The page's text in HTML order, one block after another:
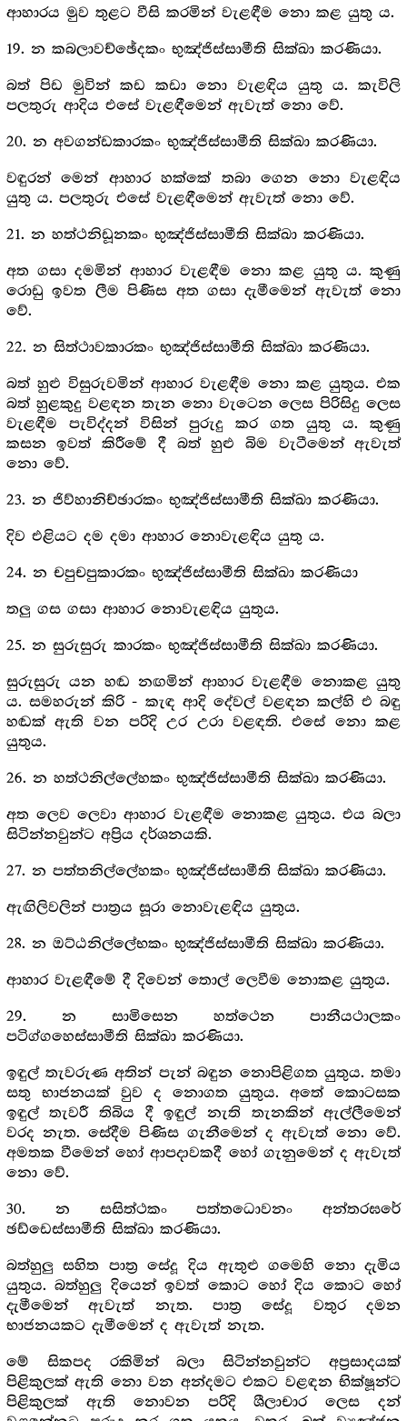
ආහාරය මුව තුළට වීසි කරමින් වැළඳීම නො කළ යුතු ය.
19. න කබලාවච්ඡේදකං භුඤ්ජිස්සාමීති සික්ඛා කරණියා.
බත් පිඩ මුවින් කඩ කඩා නො වැළඳිය යුතු ය. කැවිලි
පලතුරු ආදිය එසේ වැළඳීමෙන් ඇවැත් නො වේ.
20. න අවගන්ඩකාරකං භුඤ්ජිස්සාමීති සික්ඛා කරණියා.
වඳුරන් මෙන් ආහාර හක්කේ තබා ගෙන නො වැළඳිය
යුතු ය. පලතුරු එසේ වැළඳීමෙන් ඇවැත් නො වේ.
21. න හත්ථනිඩූනකං භුඤ්ජිස්සාමීති සික්ඛා කරණියා.
අත ගසා දමමින් ආහාර වැළඳීම නො කළ යුතු ය. කුණු
රොඩු ඉවත ලීම පිණිස අත ගසා දැමීමෙන් ඇවැත් නො
වේ.
22. න සිත්ථාවකාරකං භුඤ්ජිස්සාමීති සික්ඛා කරණියා.
බත් හුළු විසුරුවමින් ආහාර වැළඳීම නො කළ යුතුය. එක
බත් හුළකුදු වළඳන තැන නො වැටෙන ලෙස පිරිසිදු ලෙස
වැළඳීම පැවිද්දන් විසින් පුරුදු කර ගත යුතු ය. කුණු
කසන ඉවත් කිරීමේ දී බත් හුළු බිම වැටීමෙන් ඇවැත්
නො වේ.
23. න ජිව්හානිච්ඡාරකං භුඤ්ජිස්සාමීති සික්ඛා කරණියා.
දිව එළියට දම දමා ආහාර නොවැළඳිය යුතු ය.
24. න චපුචපුකාරකං භුඤ්ජිස්සාමීති සික්ඛා කරණියා
තලු ගස ගසා ආහාර නොවැළඳිය යුතුය.
25. න සුරුසුරු කාරකං භුඤ්ජිස්සාමීති සික්ඛා කරණියා.
සුරුසුරු යන හඬ නඟමින් ආහාර වැළඳීම නොකළ යුතු
ය. සමහරුන් කිරි - කැඳ ආදි දේවල් වළඳන කල්හි එ බඳු
හඬක් ඇති වන පරිදි උර උරා වළඳති. එසේ නො කළ
යුතුය.
26. න හත්ථනිල්ලේහකං භුඤ්ජිස්සාමීති සික්ඛා කරණියා.
අත ලෙව ලෙවා ආහාර වැළඳීම නොකළ යුතුය. එය බලා
සිටින්නවුන්ට අප්‍රිය දර්ශනයකි.
27. න පත්තනිල්ලේහකං භුඤ්ජිස්සාමීති සික්ඛා කරණියා.
ඇඟිලිවලින් පාත්‍ර‍ය සූරා නොවැළඳිය යුතුය.
28. න ඔට්ඨනිල්ලේභකං භුඤ්ජිස්සාමීති සික්ඛා කරණියා.
ආහාර වැළඳීමේ දී දිවෙන් තොල් ලෙවීම නොකළ යුතුය.
29. න සාමිසෙන හත්ථෙන පානීයථාලකං
පටිග්ගහෙස්සාමීති සික්ඛා කරණියා.
ඉඳුල් තැවරුණ අතින් පැන් බඳුන නොපිළිගත යුතුය. තමා
සතු භාජනයක් වුව ද නොගත යුතුය. අතේ කොටසක
ඉඳුල් තැවරී තිබිය දී ඉඳුල් නැති තැනකින් ඇල්ලීමෙන්
වරද නැත. සේදීම පිණිස ගැනීමෙන් ද ඇවැත් නො වේ.
අමතක වීමෙන් හෝ ආපදාවකදී හෝ ගැනුමෙන් ද ඇවැත්
නො වේ.
30. න සසිත්ථකං පත්තධොවනං අන්තරඝරේ
ඡඩ්ඩෙස්සාමීති සික්ඛා කරණියා.
බත්හුලු සහිත පාත්‍ර‍ සේදූ දිය ඇතුළු ගමෙහි නො දැමිය
යුතුය. බත්හුලු දියෙන් ඉවත් කොට හෝ දිය කොට හෝ
දැමීමෙන් ඇවැත් නැත. පාත්‍ර‍ සේදූ වතුර දමන
භාජනයකට දැමීමෙන් ද ඇවැත් නැත.
මේ සිකපද රකිමින් බලා සිටින්නවුන්ට අප්‍ර‍සාදයක්
පිළිකුලක් ඇති නො වන අන්දමට එකට වළඳන භික්ෂූන්ට
පිළිකුලක් ඇති නොවන පරිදි ශීලාචාර ලෙස දන්